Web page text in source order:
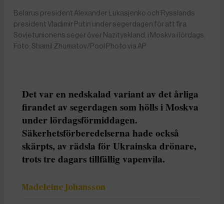
Belarus president Alexander Lukasjenko och Rysslands
president Vladimir Putin under segerdagen för att fira
Sovjetunionens seger över Nazityskland, i Moskva i lördags.
Foto: Shamil Zhumatov/Pool Photo via AP
Det var en nedskalad variant av det årliga
firandet av segerdagen som hölls i Moskva
under lördagsförmiddagen.
Säkerhetsförberedelserna hade också
skärpts, av rädsla för Ukrainska drönare,
trots tre dagars tillfällig vapenvila.
Madeleine Johansson